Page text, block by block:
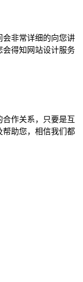
会非常详细的向您讲
会得知网站设计服务
作关系，只要是互
帮助您，相信我们都